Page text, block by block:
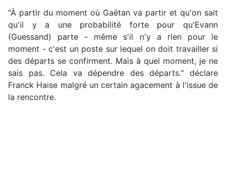
"À partir du moment où Gaëtan va partir et qu'on sait
qu'il y a une probabilité forte pour qu'Evann
(Guessand) parte - même s'il n'y a rien pour le
moment - c'est un poste sur lequel on doit travailler si
des départs se confirment. Mais à quel moment, je ne
sais pas. Cela va dépendre des départs." déclare
Franck Haise malgré un certain agacement à l'issue de
la rencontre.